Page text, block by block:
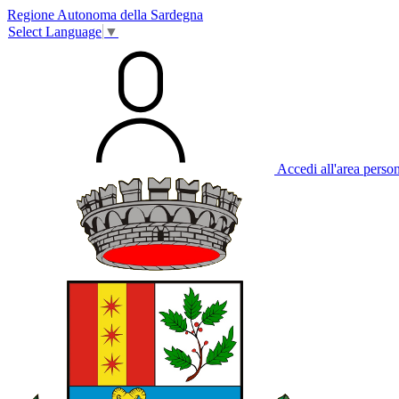
Regione Autonoma della Sardegna
Select Language ▼
Accedi all'area